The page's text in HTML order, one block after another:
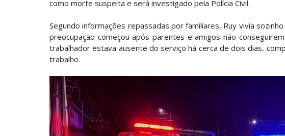
como morte suspeita e será investigado pela Polícia Civil.
Segundo informações repassadas por familiares, Ruy vivia
preocupação começou após parentes e amigos não
trabalhador estava ausente do serviço há cerca de dois dias,
trabalho.